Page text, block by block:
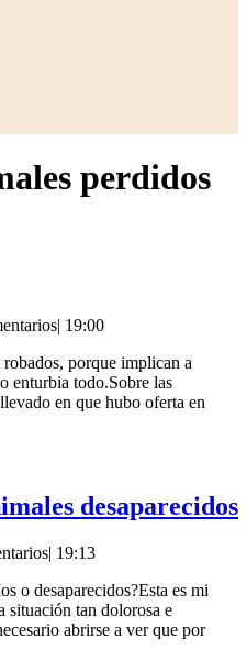
perdidos
| 19:00
porque implican a
enturbia todo.Sobre las
en que hubo oferta en
desaparecidos
| 19:13
o desaparecidos?Esta es mi
situación tan dolorosa e
abrirse a ver que por